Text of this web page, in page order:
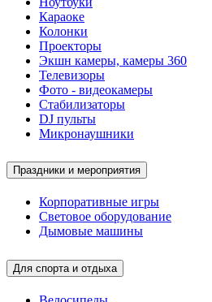
Караоке
Колонки
Проекторы
Экшн камеры, камеры 360
Телевизоры
Фото - видеокамеры
Стабилизаторы
DJ пульты
Микронаушники
Праздники и мероприятия
Корпоративные игры
Световое оборудование
Дымовые машины
Для спорта и отдыха